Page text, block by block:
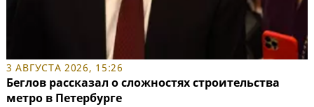
3 АВГУСТА 2026, 15:26
Беглов рассказал о сложностях строительства
метро в Петербурге